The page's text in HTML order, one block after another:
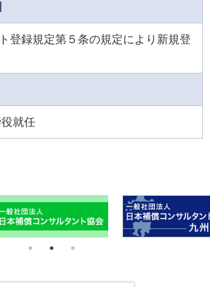
登録規定第５条の規定により新規登
就任